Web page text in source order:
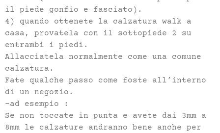
il piede gonfio e fasciato).
4) quando ottenete la calzatura walk a
casa, provatela con il sottopiede 2 su
entrambi i piedi.
Allacciatela normalmente come una comune
calzatura.
Fate qualche passo come foste all’interno
di un negozio.
-ad esempio :
Se non toccate in punta e avete dai 3mm a
8mm le calzature andranno bene anche per